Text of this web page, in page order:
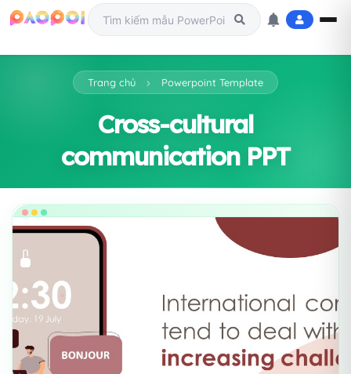
Trang chủ Powerpoint Template
Cross-cultural
communication PPT